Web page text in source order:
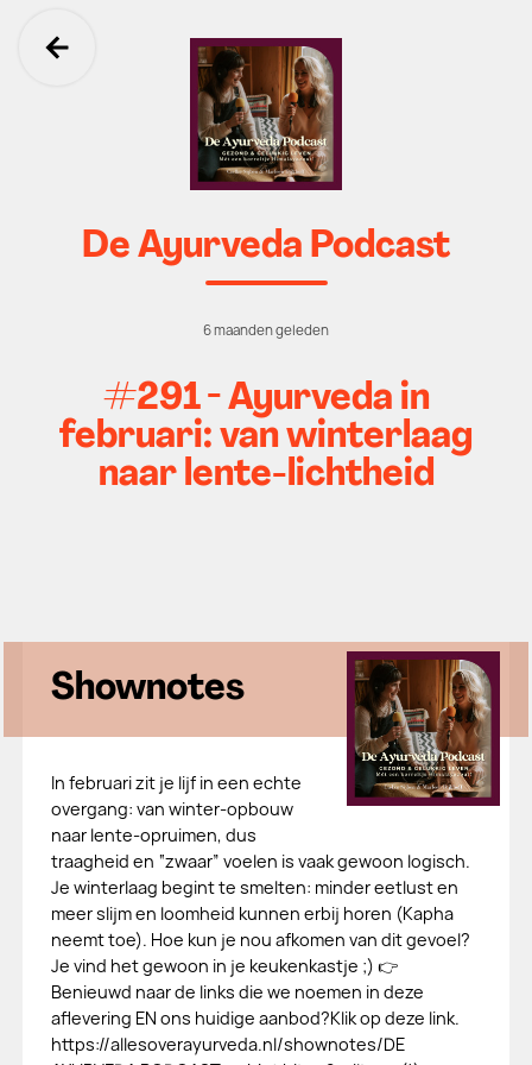
Ga terug
De Ayurveda Podcast
6 maanden geleden
#291 - Ayurveda in
februari: van winterlaag
naar lente-lichtheid
Shownotes
In februari zit je lijf in een echte
overgang: van winter-opbouw
naar lente-opruimen, dus
traagheid en “zwaar” voelen is vaak gewoon logisch.
Je winterlaag begint te smelten: minder eetlust en
meer slijm en loomheid kunnen erbij horen (Kapha
neemt toe). Hoe kun je nou afkomen van dit gevoel?
Je vind het gewoon in je keukenkastje ;) 👉
Benieuwd naar de links die we noemen in deze
aflevering EN ons huidige aanbod?Klik op deze link.
https://allesoverayurveda.nl/shownotes/DE